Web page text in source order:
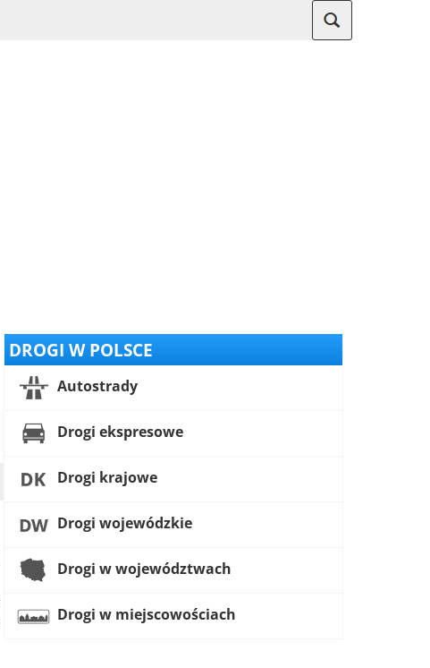
DROGI W POLSCE
Autostrady
Drogi ekspresowe
Drogi krajowe
Drogi wojewódzkie
Drogi w województwach
Drogi w miejscowościach